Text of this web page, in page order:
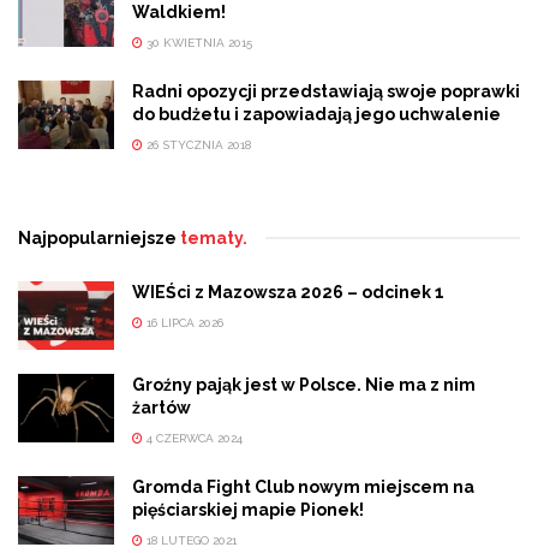
Waldkiem!
30 KWIETNIA 2015
Radni opozycji przedstawiają swoje poprawki
do budżetu i zapowiadają jego uchwalenie
26 STYCZNIA 2018
Najpopularniejsze tematy.
WIEŚci z Mazowsza 2026 – odcinek 1
16 LIPCA 2026
Groźny pająk jest w Polsce. Nie ma z nim
żartów
4 CZERWCA 2024
Gromda Fight Club nowym miejscem na
pięściarskiej mapie Pionek!
18 LUTEGO 2021